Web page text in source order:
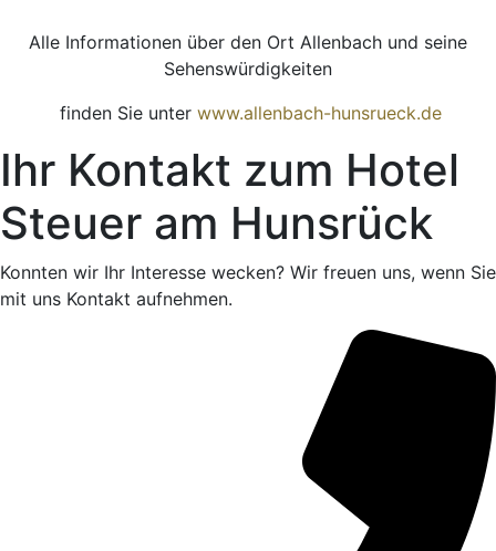
Alle Informationen über den Ort Allenbach und seine
Sehenswürdigkeiten
finden Sie unter www.allenbach-hunsrueck.de
Ihr Kontakt zum Hotel
Steuer am Hunsrück
Konnten wir Ihr Interesse wecken? Wir freuen uns, wenn Sie
mit uns Kontakt aufnehmen.